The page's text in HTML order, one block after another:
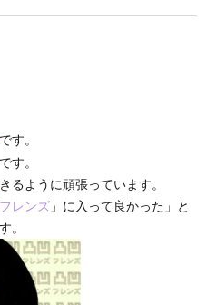
です。
す。
るように頑張っています。
レンズ 」に入って良かった」と
。